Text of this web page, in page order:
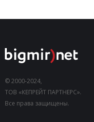
© 2000-2024,
ТОВ «КЕПРЕЙТ ПАРТНЕРС».
Все права защищены.